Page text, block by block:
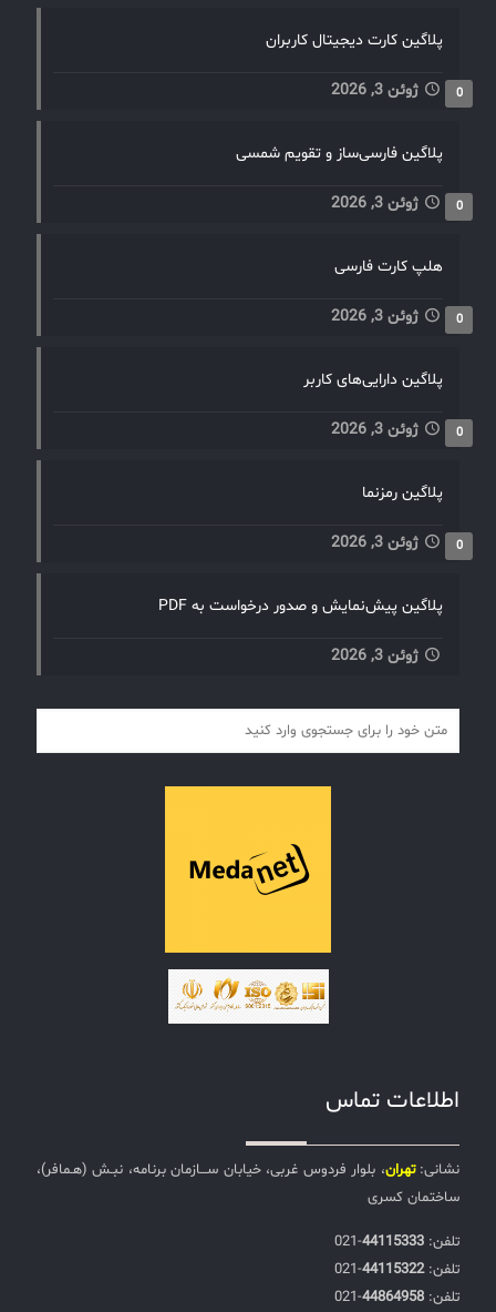
پلاگین کارت دیجیتال کاربران
ژوئن 3, 2026 0
پلاگین فارسی‌ساز و تقویم شمسی
ژوئن 3, 2026 0
هلپ کارت فارسی
ژوئن 3, 2026 0
پلاگین دارایی‌های کاربر
ژوئن 3, 2026 0
پلاگین رمزنما
ژوئن 3, 2026 0
پلاگین پیش‌نمایش و صدور درخواست به PDF
ژوئن 3, 2026
اطلاعات تماس
نشانی:تهران، بلوار فردوس غربی، خیابان ســـازمان برنامه، نبـش (هـمافر)،
ساختمان کسری
تلفن:‌ 44115333
-021
تلفن:‌44115322
-021
تلفن:‌ 44864958
-021